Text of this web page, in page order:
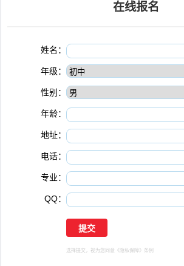
在线报名
姓名：
年级：
性别：
年龄：
地址：
电话：
专业：
QQ：
选择提交，视为您同意 《隐私保障》 条例